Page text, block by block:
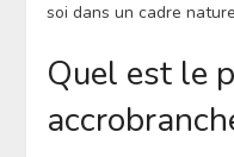
soi dans un cadre
Quel est le